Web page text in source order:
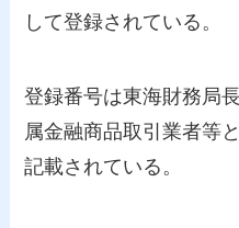
して登録されている。
登録番号は東海財務局
属金融商品取引業者等
記載されている。